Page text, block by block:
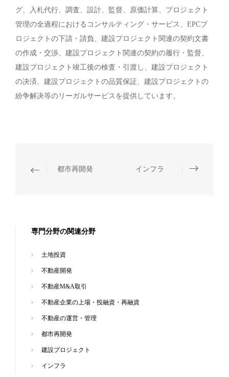
グ、入札代行、調査、設計、監督、原価計算、プロジェクト
管理の全過程におけるコンサルティング・サービス、EPCプ
ロジェクトの下請・請負、建設プロジェクト関連の契約文書
の作成・交渉、建設プロジェクト関連の契約の履行・監督、
建設プロジェクト竣工後の検査・引渡し、建設プロジェクト
の决済、建設プロジェクトの品質保証、建設プロジェクトの
紛争解决等のリーガルサービスを提供しています。
都市再開発 インフラ
専門分野の関連分野
土地投資
不動産開発
不動産M&A取引
不動産企業の上場・投融資・再融資
不動産の運営・管理
都市再開発
建設プロジェクト
インフラ